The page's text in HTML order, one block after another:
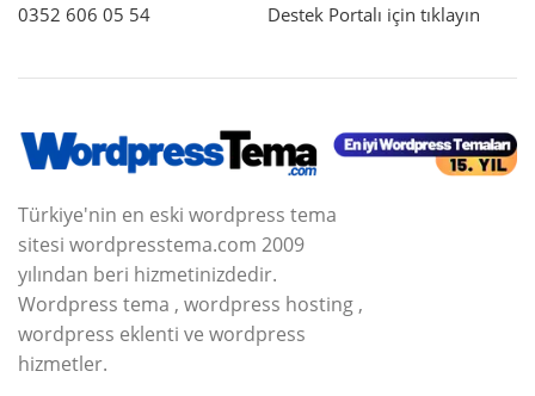
0352 606 05 54 Destek Portalı için tıklayın
Türkiye'nin en eski wordpress tema
sitesi wordpresstema.com 2009
yılından beri hizmetinizdedir.
Wordpress tema , wordpress hosting ,
wordpress eklenti ve wordpress
hizmetler.